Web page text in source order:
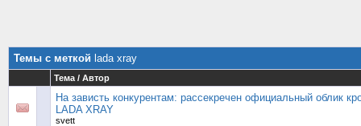
Темы с меткой lada xray
Тема / Автор
На зависть конкурентам: рассекречен официальный облик
LADA XRAY
svett